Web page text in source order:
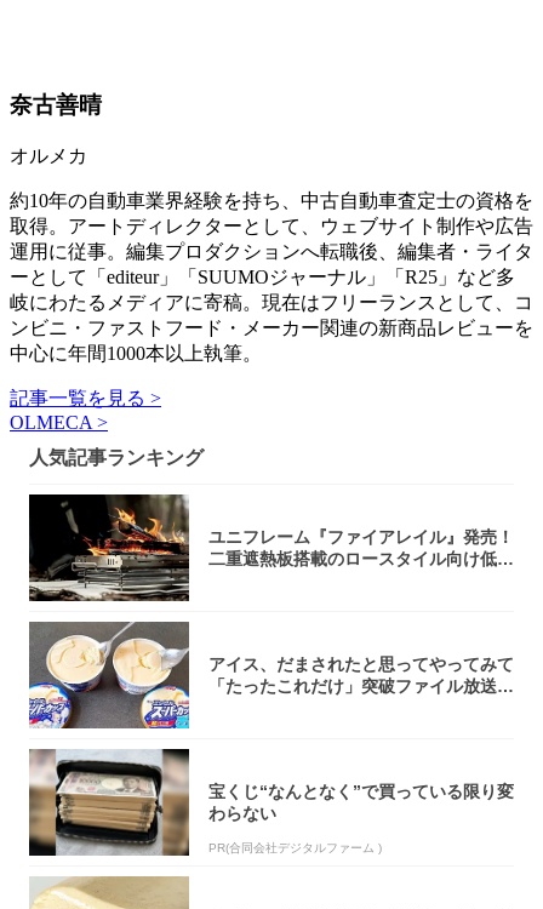
奈古善晴
オルメカ
約10年の自動車業界経験を持ち、中古自動車査定士の資格を
取得。アートディレクターとして、ウェブサイト制作や広告
運用に従事。編集プロダクションへ転職後、編集者・ライタ
ーとして「editeur」「SUUMOジャーナル」「R25」など多
岐にわたるメディアに寄稿。現在はフリーランスとして、コ
ンビニ・ファストフード・メーカー関連の新商品レビューを
中心に年間1000本以上執筆。
記事一覧を見る >
OLMECA >
人気記事ランキング
ユニフレーム『ファイアレイル』発売！
二重遮熱板搭載のロースタイル向け低型
アイス、だまされたと思ってやってみて
「たったこれだけ」突破ファイル放送で
宝くじ“なんとなく”で買っている限り変
わらない
PR(合同会社デジタルファーム )